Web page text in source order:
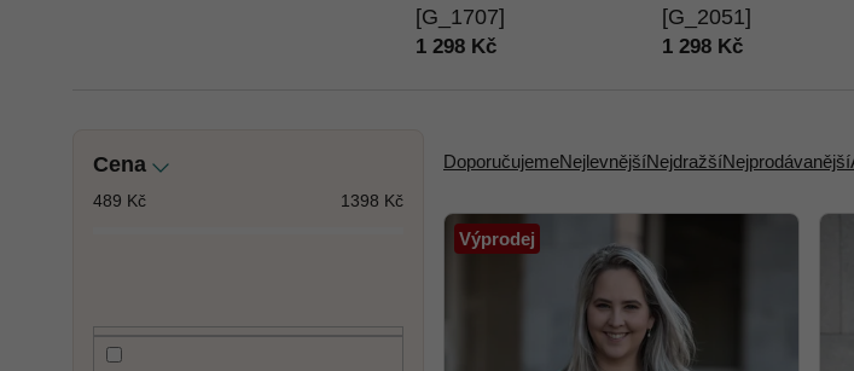
[G_1707]
1 298 Kč
[G_2051]
1 298 Kč
Cena
489 Kč 1398 Kč
a
e
n
DoporučujemeNejlevnějšíNejdražšíNejprodávanější
V
ý
Výprodej